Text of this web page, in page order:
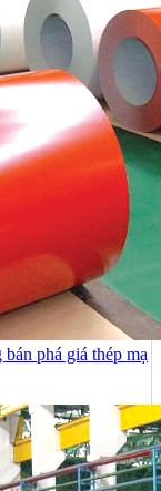
phá giá thép mạ